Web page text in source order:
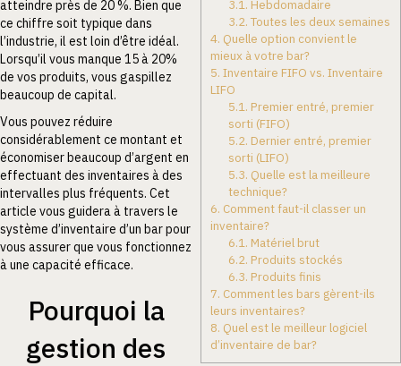
3.1. Hebdomadaire
3.2. Toutes les deux semaines
4. Quelle option convient le
mieux à votre bar?
5. Inventaire FIFO vs. Inventaire
LIFO
5.1. Premier entré, premier
sorti (FIFO)
5.2. Dernier entré, premier
sorti (LIFO)
5.3. Quelle est la meilleure
technique?
6. Comment faut-il classer un
inventaire?
6.1. Matériel brut
6.2. Produits stockés
6.3. Produits finis
7. Comment les bars gèrent-ils
leurs inventaires?
8. Quel est le meilleur logiciel
d’inventaire de bar?
atteindre près de 20 %. Bien que
ce chiffre soit typique dans
l’industrie, il est loin d’être idéal.
Lorsqu’il vous manque 15 à 20%
de vos produits, vous gaspillez
beaucoup de capital.
Vous pouvez réduire
considérablement ce montant et
économiser beaucoup d’argent en
effectuant des inventaires à des
intervalles plus fréquents. Cet
article vous guidera à travers le
système d’inventaire d’un bar pour
vous assurer que vous fonctionnez
à une capacité efficace.
Pourquoi la
gestion des